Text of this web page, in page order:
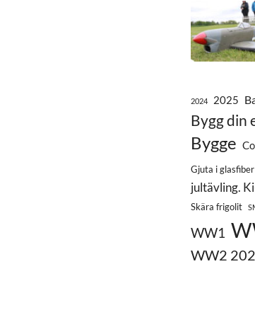
2024 2025
Bygg din
Bygge
Gjuta i glasfiber
jultävling.
Skära frigolit
WW1
WW2